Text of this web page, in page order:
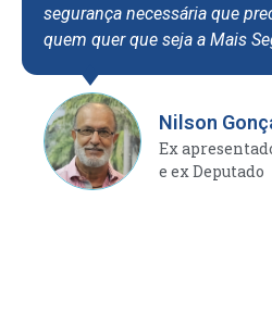
necessária que precisa.
que seja a Mais Seguros.
Nilson Gonçalves
Ex apresentador da Tribuna
e ex Deputado